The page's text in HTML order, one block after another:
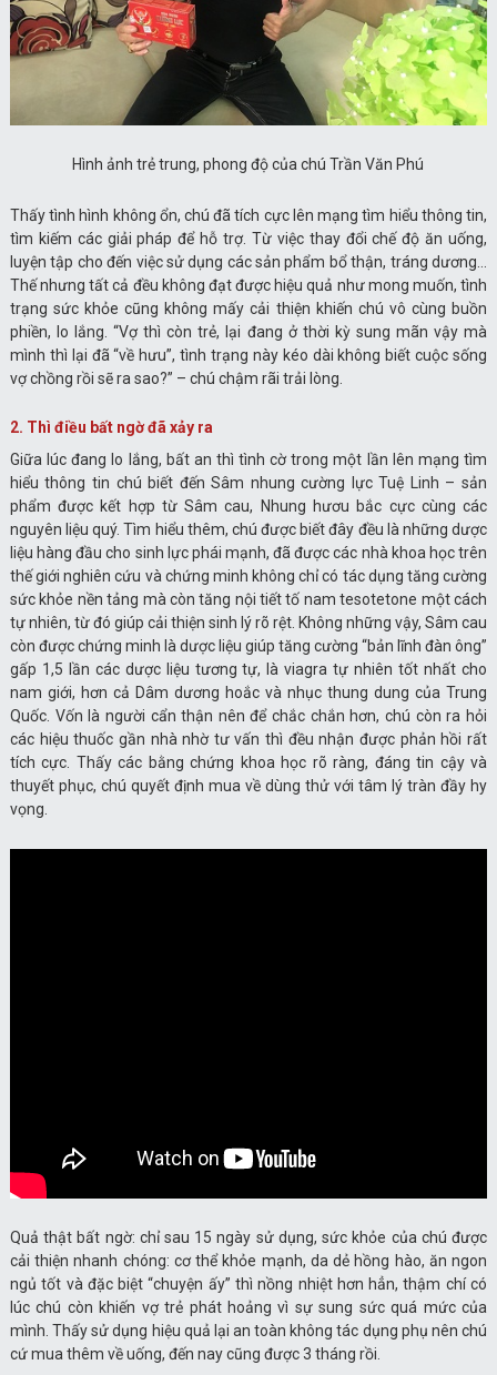
Hình ảnh trẻ trung, phong độ của chú Trần Văn Phú
Thấy tình hình không ổn, chú đã tích cực lên mạng tìm hiểu thông tin,
tìm kiếm các giải pháp để hỗ trợ. Từ việc thay đổi chế độ ăn uống,
luyện tập cho đến việc sử dụng các sản phẩm bổ thận, tráng dương…
Thế nhưng tất cả đều không đạt được hiệu quả như mong muốn, tình
trạng sức khỏe cũng không mấy cải thiện khiến chú vô cùng buồn
phiền, lo lắng. “Vợ thì còn trẻ, lại đang ở thời kỳ sung mãn vậy mà
mình thì lại đã “về hưu”, tình trạng này kéo dài không biết cuộc sống
vợ chồng rồi sẽ ra sao?” – chú chậm rãi trải lòng.
2. Thì điều bất ngờ đã xảy ra
Giữa lúc đang lo lắng, bất an thì tình cờ trong một lần lên mạng tìm
hiểu thông tin chú biết đến Sâm nhung cường lực Tuệ Linh – sản
phẩm được kết hợp từ Sâm cau, Nhung hươu bắc cực cùng các
nguyên liệu quý. Tìm hiểu thêm, chú được biết đây đều là những dược
liệu hàng đầu cho sinh lực phái mạnh, đã được các nhà khoa học trên
thế giới nghiên cứu và chứng minh không chỉ có tác dụng tăng cường
sức khỏe nền tảng mà còn tăng nội tiết tố nam tesotetone một cách
tự nhiên, từ đó giúp cải thiện sinh lý rõ rệt. Không những vậy, Sâm cau
còn được chứng minh là dược liệu giúp tăng cường “bản lĩnh đàn ông”
gấp 1,5 lần các dược liệu tương tự, là viagra tự nhiên tốt nhất cho
nam giới, hơn cả Dâm dương hoắc và nhục thung dung của Trung
Quốc. Vốn là người cẩn thận nên để chắc chắn hơn, chú còn ra hỏi
các hiệu thuốc gần nhà nhờ tư vấn thì đều nhận được phản hồi rất
tích cực. Thấy các bằng chứng khoa học rõ ràng, đáng tin cậy và
thuyết phục, chú quyết định mua về dùng thử với tâm lý tràn đầy hy
vọng.
Quả thật bất ngờ: chỉ sau 15 ngày sử dụng, sức khỏe của chú được
cải thiện nhanh chóng: cơ thể khỏe mạnh, da dẻ hồng hào, ăn ngon
ngủ tốt và đặc biệt “chuyện ấy” thì nồng nhiệt hơn hẳn, thậm chí có
lúc chú còn khiến vợ trẻ phát hoảng vì sự sung sức quá mức của
mình. Thấy sử dụng hiệu quả lại an toàn không tác dụng phụ nên chú
cứ mua thêm về uống, đến nay cũng được 3 tháng rồi.